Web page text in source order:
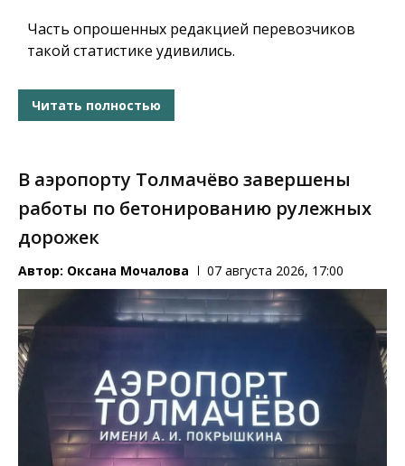
Часть опрошенных редакцией перевозчиков
такой статистике удивились.
Читать полностью
В аэропорту Толмачёво завершены
работы по бетонированию рулежных
дорожек
Автор: Оксана Мочалова 07 августа 2026, 17:00